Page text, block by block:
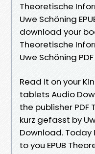
Theoretische
Uwe Schöning
download your
Theoretische
Uwe Schöning
Read it on your
tablets Audio
the publisher
kurz gefasst by
Download.
to you EPUB